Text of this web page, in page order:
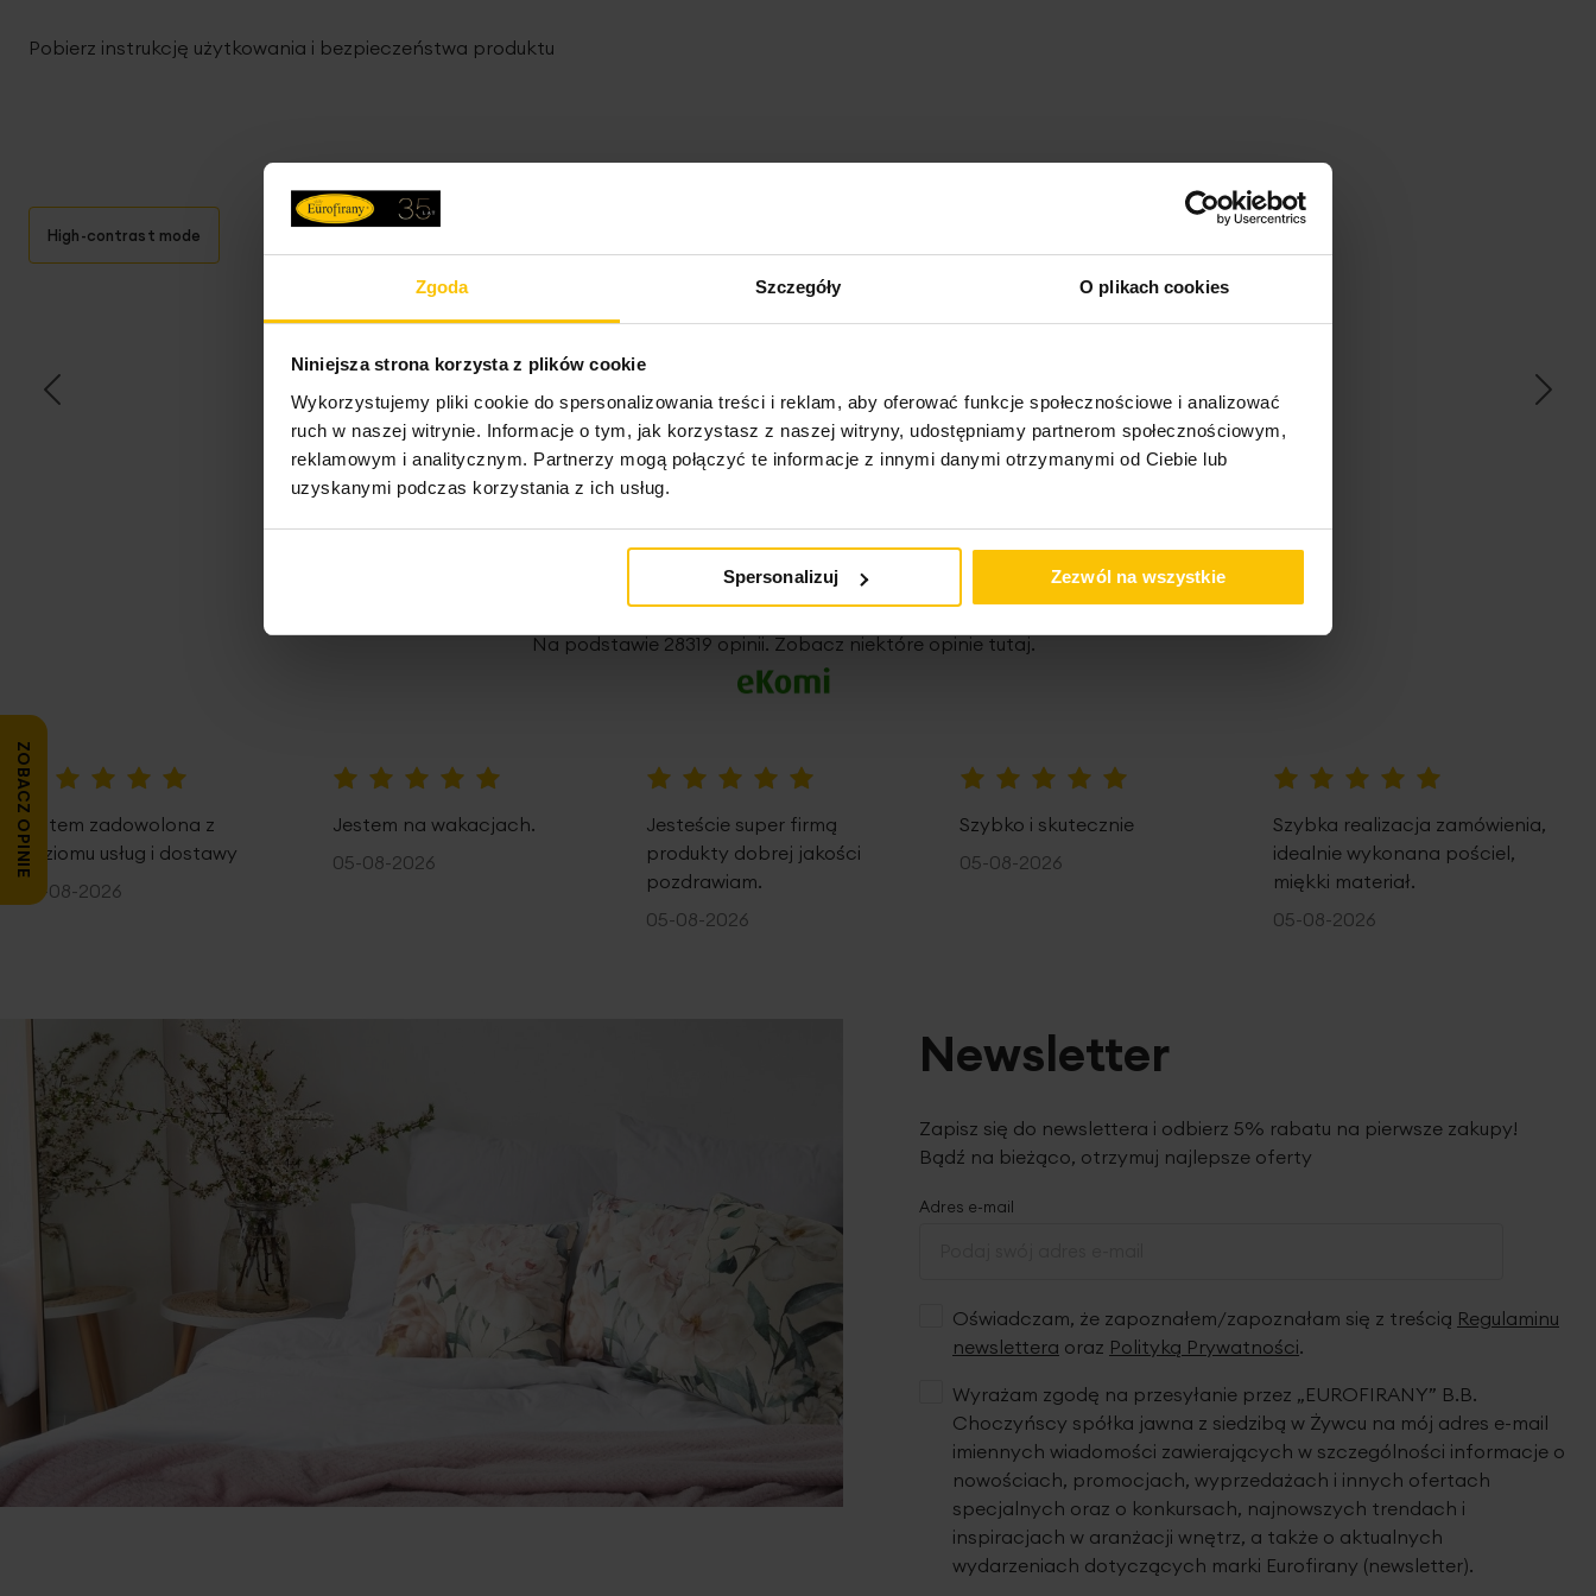
Zgoda Szczegóły O plikach cookies
Niniejsza strona korzysta z plików cookie
Wykorzystujemy pliki cookie do spersonalizowania treści i reklam, aby oferować funkcje społecznościowe i analizować
ruch w naszej witrynie. Informacje o tym, jak korzystasz z naszej witryny, udostępniamy partnerom społecznościowym,
reklamowym i analitycznym. Partnerzy mogą połączyć te informacje z innymi danymi otrzymanymi od Ciebie lub
uzyskanymi podczas korzystania z ich usług.
Spersonalizuj Zezwól na wszystkie
Pobierz instrukcję użytkowania i bezpieczeństwa produktu
High-contrast mode
To może Cię zainteresować
Opinie potwierdzone zakupem
5%
Na podstawie 28319 opinii. Zobacz niektóre opinie tutaj.
100%
Jestem zadowolona z
poziomu usług i dostawy
05-08-2026
Jestem na wakacjach.
05-08-2026
Jesteście super firmą
produkty dobrej jakości
pozdrawiam.
05-08-2026
Szybko i skutecznie
05-08-2026
Szybka realizacja zamówienia,
idealnie wykonana pościel,
miękki materiał.
05-08-2026
Newsletter
Zapisz się do newslettera i odbierz 5% rabatu na pierwsze zakupy!
Bądź na bieżąco, otrzymuj najlepsze oferty
Adres e-mail
Oświadczam, że zapoznałem/zapoznałam się z treścią Regulaminu
newslettera oraz Polityką Prywatności.
Wyrażam zgodę na przesyłanie przez „EUROFIRANY” B.B.
Choczyńscy spółka jawna z siedzibą w Żywcu na mój adres e-mail
imiennych wiadomości zawierających w szczególności informacje o
nowościach, promocjach, wyprzedażach i innych ofertach
specjalnych oraz o konkursach, najnowszych trendach i
inspiracjach w aranżacji wnętrz, a także o aktualnych
wydarzeniach dotyczących marki Eurofirany (newsletter).
ZOBACZ OPINIE